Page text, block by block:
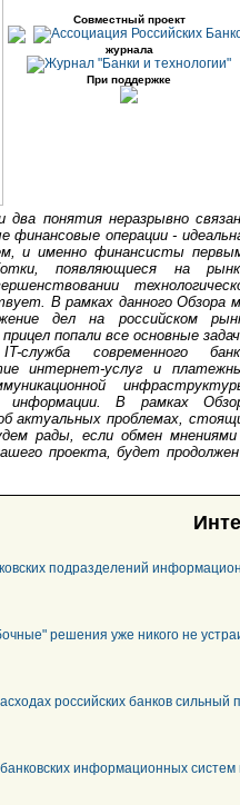
Совместный проект
журнала
При поддержке
два понятия неразрывно
финансовые операции -
и именно финансисты
появляющиеся на
В рамках данного Обзора
дел на российском
попали все основные
современного
интернет-услуг и
информации. В рамках
актуальных проблемах,
рады, если обмен
проекта, будет
подразделений
решения уже никого не
российских банков сильный
информационных систем